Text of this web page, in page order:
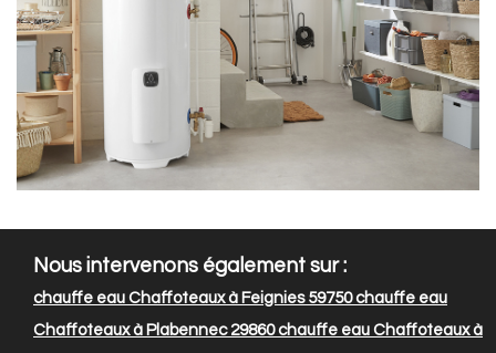
Nous intervenons également sur :
chauffe eau Chaffoteaux à Feignies 59750chauffe eau
Chaffoteaux à Plabennec 29860chauffe eau Chaffoteaux à